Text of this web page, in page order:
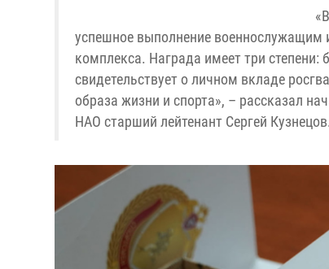
успешное выполнение военнослужащим
комплекса. Награда имеет три
свидетельствует о личном вкладе
образа жизни и спорта», – рассказал
НАО старший лейтенант Сергей Кузнецов.